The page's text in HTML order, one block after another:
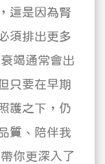
，這是因為腎
須排出更多
竭通常會出
只要在早期
護之下，仍
質、陪伴我
你更深入了